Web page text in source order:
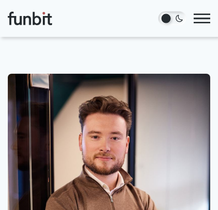
Tjenester
Prosjekter
Blogg
Om oss